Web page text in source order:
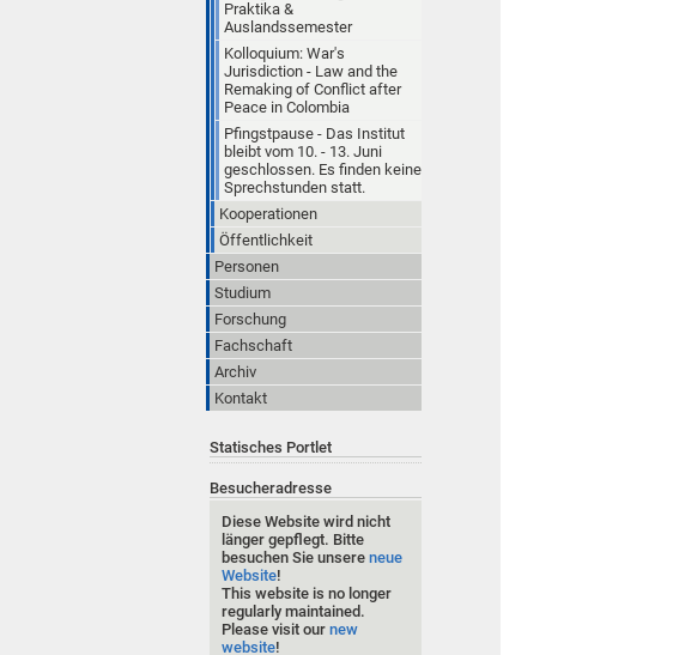
Praktika &
Auslandssemester
Kolloquium: War's
Jurisdiction - Law and the
Remaking of Conflict after
Peace in Colombia
Pfingstpause - Das Institut
bleibt vom 10. - 13. Juni
geschlossen. Es finden keine
Sprechstunden statt.
Kooperationen
Öffentlichkeit
Personen
Studium
Forschung
Fachschaft
Archiv
Kontakt
Statisches Portlet
Besucheradresse
Diese Website wird nicht
länger gepflegt. Bitte
besuchen Sie unsere neue
Website!
This website is no longer
regularly maintained.
Please visit our new
website!